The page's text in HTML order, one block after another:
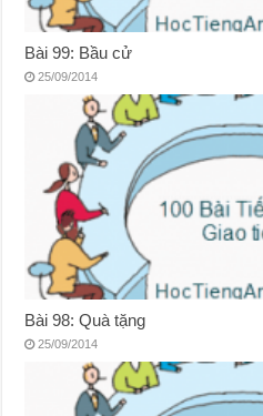
Bài 99: Bầu cử
25/09/2014
Bài 98: Quà tặng
25/09/2014